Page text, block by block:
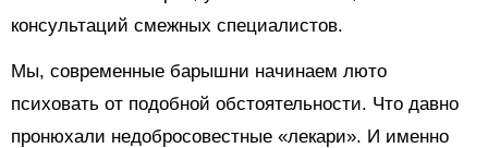
консультаций смежных специалистов.
Мы, современные барышни начинаем люто
психовать от подобной обстоятельности. Что давно
пронюхали недобросовестные «лекари». И именно